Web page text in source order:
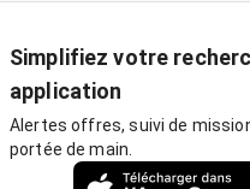
Simplifiez votre
application
Alertes offres, suivi de
portée de main.